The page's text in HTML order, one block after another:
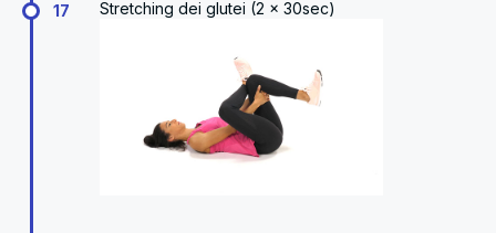
17 Stretching dei glutei (2 x 30sec)